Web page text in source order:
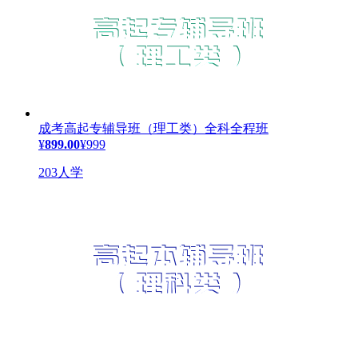
成考高起专辅导班（理工类）全科全程班
¥899.00¥999
203人学